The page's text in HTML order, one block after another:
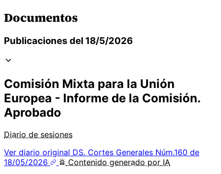
Documentos
Publicaciones del 18/5/2026
Comisión Mixta para la Unión
Europea - Informe de la Comisión.
Aprobado
Diario de sesiones
Ver diario original DS. Cortes Generales Núm.160 de
18/05/2026
Contenido generado por IA